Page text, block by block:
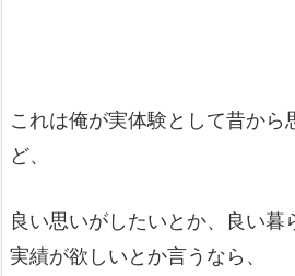
これは俺が実体験として昔から
ど、
良い思いがしたいとか、良い暮
実績が欲しいとか言うなら、